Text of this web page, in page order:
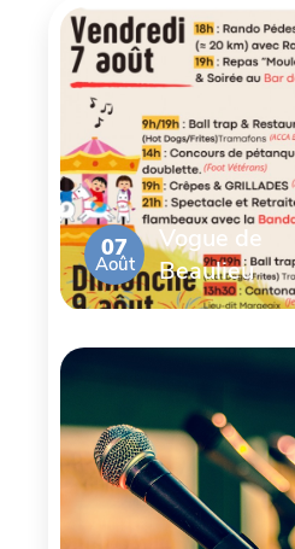
07
Août
Vogue de
Beaulieu